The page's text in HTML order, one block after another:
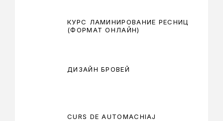
КУРС ЛАМИНИРОВАНИЕ РЕСНИЦ
(ФОРМАТ ОНЛАЙН)
ДИЗАЙН БРОВЕЙ
CURS DE AUTOMACHIAJ